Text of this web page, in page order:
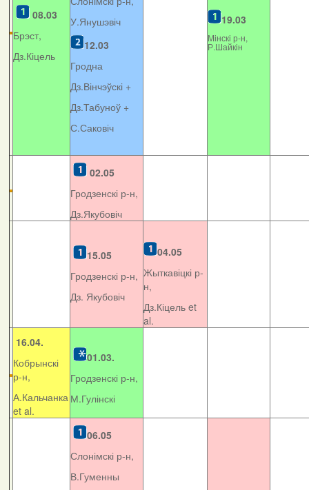
08.03
Брэст,
Дз.Кіцель
У.Янушэвіч
12.03
Гродна
Дз.Вінчэўскі +
Дз.Табуноў +
С.Саковіч
19.03
Мінскі р-н,
Р.Шайкін
02.05
Гродзенскі р-н,
Дз.Якубовіч
15.05
Гродзенскі р-н,
Дз. Якубовіч
04.05
Жыткавіцкі р-
н,
Дз.Кіцель et
al.
16.04.
Кобрынскі
р-н,
А.Кальчанка
et al.
01.03.
Гродзенскі р-н,
М.Гулінскі
06.05
Слонімскі р-н,
В.Гуменны